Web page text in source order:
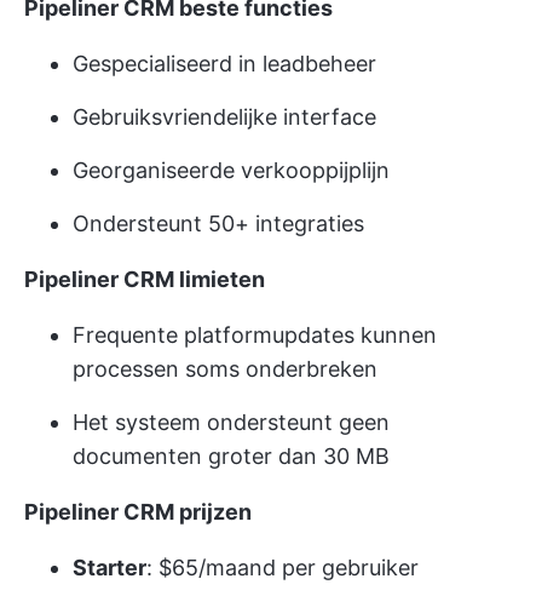
Pipeliner CRM beste functies
Gespecialiseerd in leadbeheer
Gebruiksvriendelijke interface
Georganiseerde verkooppijplijn
Ondersteunt 50+ integraties
Pipeliner CRM limieten
Frequente platformupdates kunnen
processen soms onderbreken
Het systeem ondersteunt geen
documenten groter dan 30 MB
Pipeliner CRM prijzen
Starter: $65/maand per gebruiker